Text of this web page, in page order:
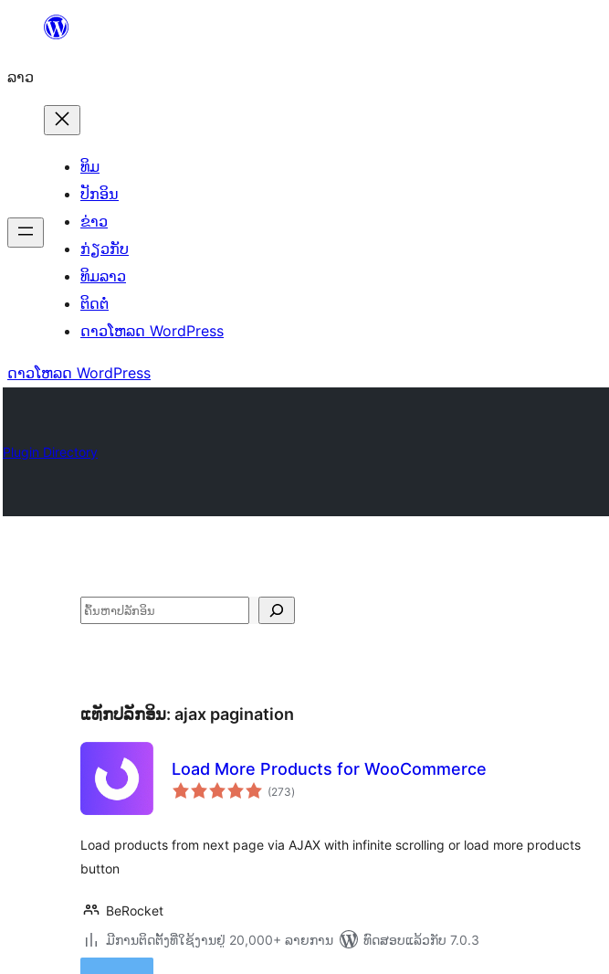
ທີ່
ເນື້ອຫາ
ລາວ
ທິມ
ປັກອິນ
ຂ່າວ
ກ່ຽວກັບ
ທິມລາວ
ຕິດຕໍ່
ດາວໂຫລດ WordPress
ດາວໂຫລດ WordPress
Plugin Directory
ຄົ້ນຫາ
ແທັກປລັກອິນ: ajax pagination
Load More Products for WooCommerce
(273ຄະແນນ
ທັງໝົດ
)
Load products from next page via AJAX with infinite scrolling or load more products
button
BeRocket
ມີການຕິດຕັ້ງທີ່ໃຊ້ງານຢູ່ 20,000+ ລາຍການ
ທົດສອບແລ້ວກັບ 7.0.3